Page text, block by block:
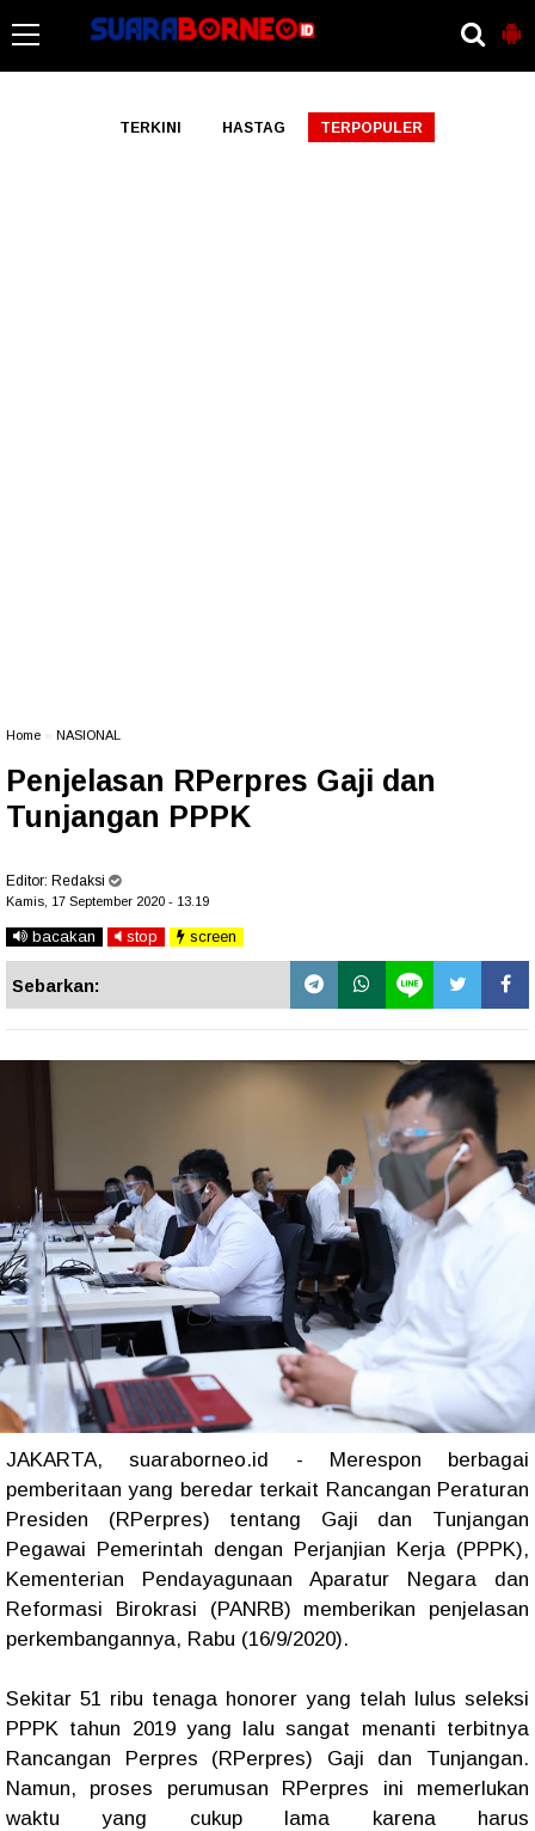
TERKINI HASTAG TERPOPULER
Home NASIONAL
Penjelasan RPerpres Gaji dan
Tunjangan PPPK
Editor: Redaksi
Kamis, 17 September 2020 - 13.19
bacakan stop screen
Sebarkan:
JAKARTA, suaraborneo.id - Merespon berbagai
pemberitaan yang beredar terkait Rancangan Peraturan
Presiden (RPerpres) tentang Gaji dan Tunjangan
Pegawai Pemerintah dengan Perjanjian Kerja (PPPK),
Kementerian Pendayagunaan Aparatur Negara dan
Reformasi Birokrasi (PANRB) memberikan penjelasan
perkembangannya, Rabu (16/9/2020).
Sekitar 51 ribu tenaga honorer yang telah lulus seleksi
PPPK tahun 2019 yang lalu sangat menanti terbitnya
Rancangan Perpres (RPerpres) Gaji dan Tunjangan.
Namun, proses perumusan RPerpres ini memerlukan
waktu yang cukup lama karena harus